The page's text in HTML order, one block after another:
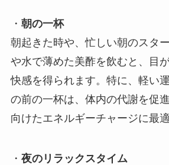
・ 朝の一杯
朝起きた時や、忙しい朝のスタ
や水で薄めた美酢を飲むと、目
快感を得られます。特に、軽い
の前の一杯は、体内の代謝を促
向けたエネルギーチャージに最適
・ 夜のリラックスタイム